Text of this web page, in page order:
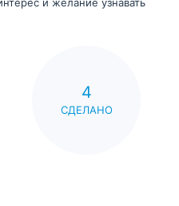
и желание узнавать
4
СДЕЛАНО